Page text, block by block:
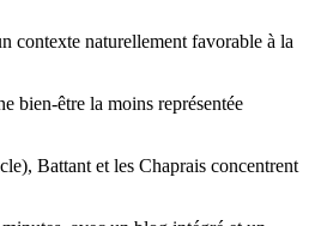
contexte naturellement favorable à la
bien-être la moins représentée
Battant et les Chaprais concentrent